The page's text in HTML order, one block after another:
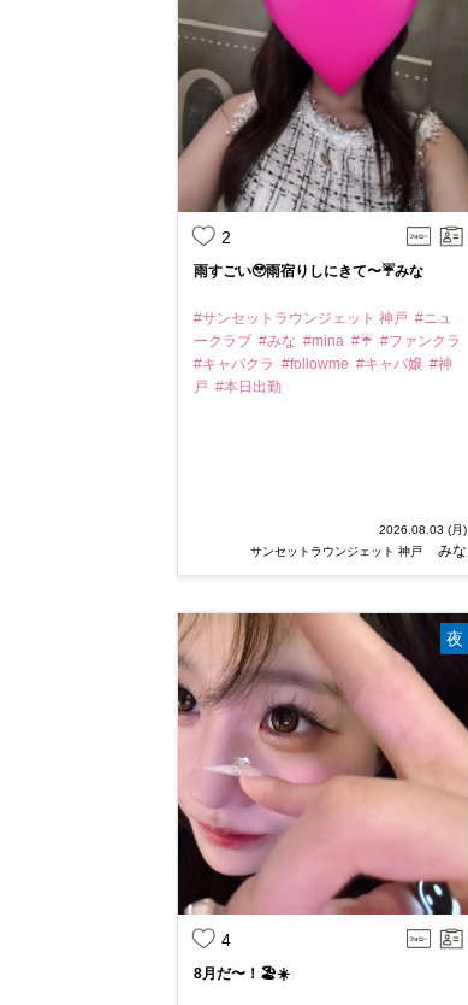
2
雨すごい🥹雨宿りしにきて〜☔️みな
#サンセットラウンジェット 神戸 #ニュ
ークラブ #みな #mina #☔️ #ファンクラ
#キャバクラ #followme #キャバ嬢 #神
戸 #本日出勤
2026.08.03 (月)
サンセットラウンジェット 神戸
みな
4
夜
8月だ〜！🏖☀️